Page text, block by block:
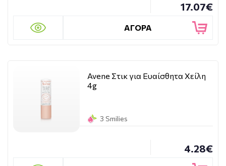
17.07€
ΑΓΟΡΑ
Avene Στικ για Ευαίσθητα Χείλη
4g
3 Smilies
4.28€